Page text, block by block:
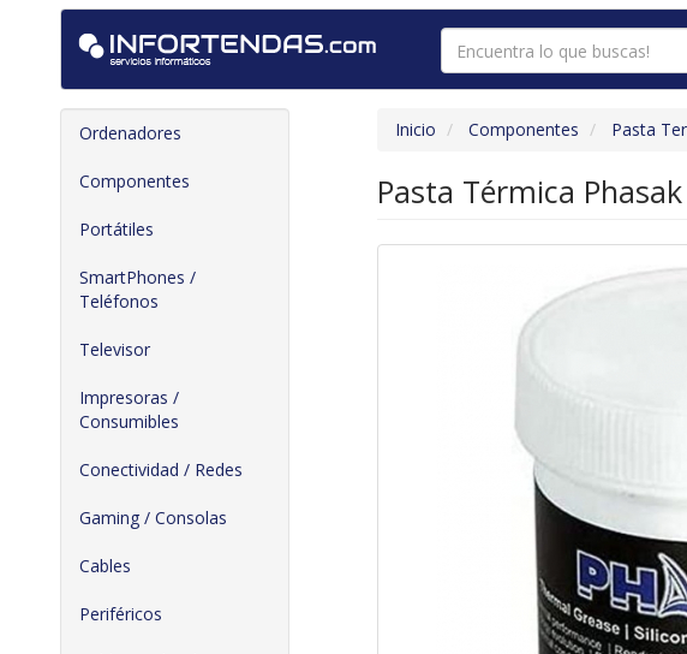
Ordenadores
Componentes
Portátiles
SmartPhones /
Teléfonos
Televisor
Impresoras /
Consumibles
Conectividad / Redes
Gaming / Consolas
Cables
Periféricos
Inicio Componentes Pasta
Pasta Térmica